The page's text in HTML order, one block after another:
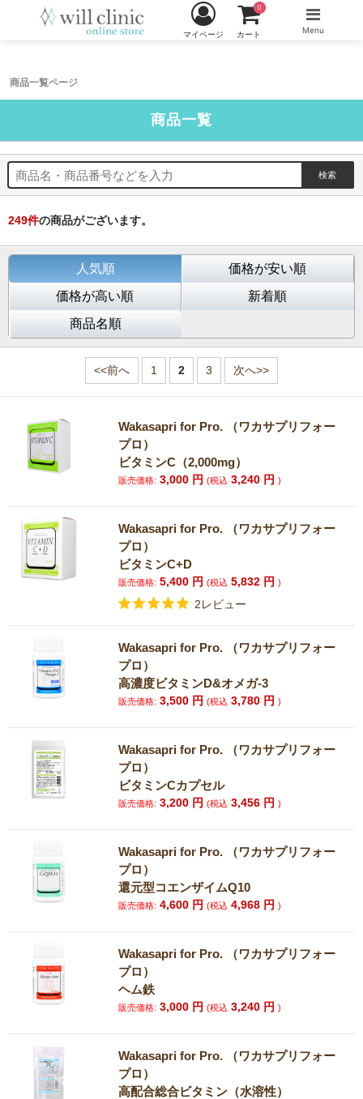
商品一覧ページ
マイページ カート
0
Menu
商品一覧
249件の商品がございます。
人気順
価格が安い順
価格が高い順
新着順
商品名順
<<前へ 1 2 3 次へ>>
Wakasapri for Pro. （ワカサプリフォー
プロ）
ビタミンC（2,000mg）
販売価格: 3,000 円(税込 3,240 円)
Wakasapri for Pro. （ワカサプリフォー
プロ）
ビタミンC+D
販売価格: 5,400 円(税込 5,832 円)
2レビュー
Wakasapri for Pro. （ワカサプリフォー
プロ）
高濃度ビタミンD&オメガ-3
販売価格: 3,500 円(税込 3,780 円)
Wakasapri for Pro. （ワカサプリフォー
プロ）
ビタミンCカプセル
販売価格: 3,200 円(税込 3,456 円)
Wakasapri for Pro. （ワカサプリフォー
プロ）
還元型コエンザイムQ10
販売価格: 4,600 円(税込 4,968 円)
Wakasapri for Pro. （ワカサプリフォー
プロ）
ヘム鉄
販売価格: 3,000 円(税込 3,240 円)
Wakasapri for Pro. （ワカサプリフォー
プロ）
高配合総合ビタミン（水溶性）